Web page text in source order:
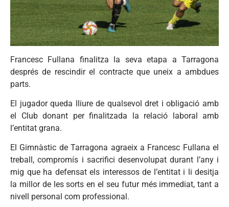
Francesc Fullana finalitza la seva etapa a Tarragona
després de rescindir el contracte que uneix a ambdues
parts.
El jugador queda lliure de qualsevol dret i obligació amb
el Club donant per finalitzada la relació laboral amb
l’entitat grana.
El Gimnàstic de Tarragona agraeix a Francesc Fullana el
treball, compromís i sacrifici desenvolupat durant l’any i
mig que ha defensat els interessos de l’entitat i li desitja
la millor de les sorts en el seu futur més immediat, tant a
nivell personal com professional.